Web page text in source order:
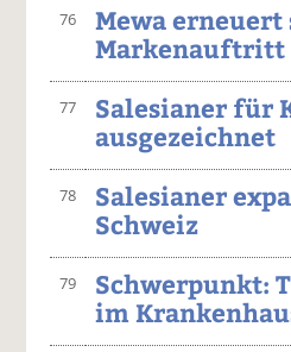
76
Mewa erneuert
Markenauftritt
77
Salesianer für
ausgezeichnet
78
Salesianer
Schweiz
79
Schwerpunkt:
im